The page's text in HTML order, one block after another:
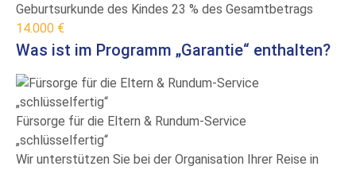
Geburtsurkunde des Kindes 23 % des Gesamtbetrags
14.000 €
Was ist im Programm „Garantie“ enthalten?
Fürsorge für die Eltern & Rundum-Service
„schlüsselfertig“
Wir unterstützen Sie bei der Organisation Ihrer Reise in